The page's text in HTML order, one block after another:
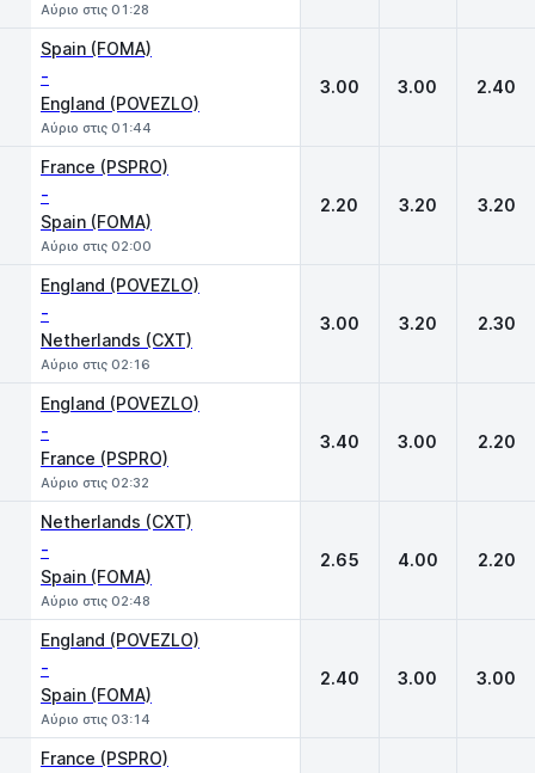
Αύριο στις 01:28
Spain (FOMA)
-
England (POVEZLO)
Αύριο στις 01:44
3.00 3.00 2.40
France (PSPRO)
-
Spain (FOMA)
Αύριο στις 02:00
2.20 3.20 3.20
England (POVEZLO)
-
Netherlands (CXT)
Αύριο στις 02:16
3.00 3.20 2.30
England (POVEZLO)
-
France (PSPRO)
Αύριο στις 02:32
3.40 3.00 2.20
Netherlands (CXT)
-
Spain (FOMA)
Αύριο στις 02:48
2.65 4.00 2.20
England (POVEZLO)
-
Spain (FOMA)
Αύριο στις 03:14
2.40 3.00 3.00
France (PSPRO)